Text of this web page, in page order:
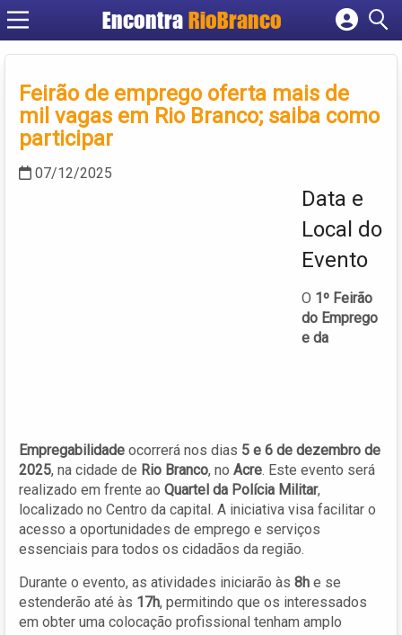
Encontra RioBranco
Cadastrar empresa
Criar conta
Feirão de emprego oferta mais de
mil vagas em Rio Branco; saiba como
participar
07/12/2025
Data e
Local do
Evento
O 1º Feirão
do Emprego
e da
Empregabilidade ocorrerá nos dias 5 e 6 de dezembro de
2025, na cidade de Rio Branco, no Acre. Este evento será
realizado em frente ao Quartel da Polícia Militar,
localizado no Centro da capital. A iniciativa visa facilitar o
acesso a oportunidades de emprego e serviços
essenciais para todos os cidadãos da região.
Durante o evento, as atividades iniciarão às 8h e se
estenderão até às 17h, permitindo que os interessados
em obter uma colocação profissional tenham amplo